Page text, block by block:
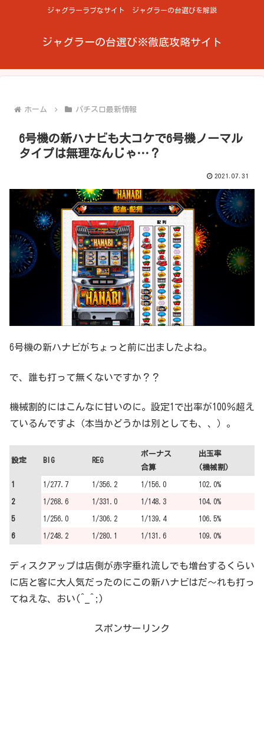
ジャグラーラブなサイト ジャグラーの台選びを解説
ジャグラーの台選び※徹底攻略サイト
ホーム パチスロ最新情報
6号機の新ハナビも大コケで6号機ノーマル
タイプは無理なんじゃ…？
2021.07.31
6号機の新ハナビがちょっと前に出ましたよね。
で、誰も打って無くないですか？？
機械割的にはこんなに甘いのに。設定1で出率が100％超え
ているんですよ（本当かどうかは別としても、、）。
設定 BIG REG
ボーナス
合算
出玉率
(機械割)
1 1/277.7 1/356.2 1/156.0 102.0%
2 1/268.6 1/331.0 1/148.3 104.0%
5 1/256.0 1/306.2 1/139.4 106.5%
6 1/248.2 1/280.1 1/131.6 109.0%
ディスクアップは店側が赤字垂れ流しでも増台するくらい
に店と客に大人気だったのにこの新ハナビはだ～れも打っ
てねえな、おい(^_^;)
スポンサーリンク